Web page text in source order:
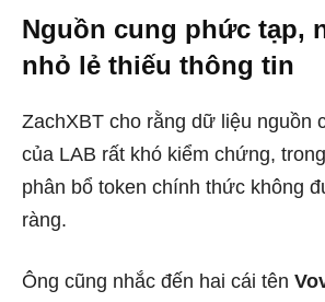
Nguồn cung phức tạp,
nhỏ lẻ thiếu thông tin
ZachXBT cho rằng dữ liệu nguồn
của LAB rất khó kiểm chứng,
phân bổ token chính thức không
ràng.
Ông cũng nhắc đến hai cái tên